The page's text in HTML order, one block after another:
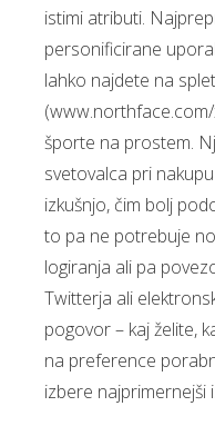
istimi atributi.
personificirane
lahko najdete na
športe na prostem.
svetovalca pri
izkušnjo, čim bolj
to pa ne potrebuje
logiranja ali pa
Twitterja ali
pogovor – kaj želite,
na preference
izbere najprimernejši